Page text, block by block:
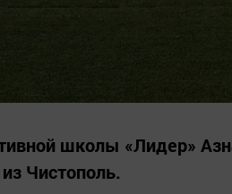
школы «Лидер»
Чистополь.